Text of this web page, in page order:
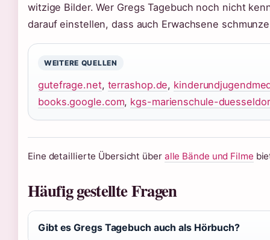
witzige Bilder. Wer Gregs Tagebuch noch nicht
darauf einstellen, dass auch Erwachsene
WEITERE QUELLEN
gutefrage.net, terrashop.de,
books.google.com, kgs-marienschule-
Eine detaillierte Übersicht über alle Bände und Filme
Häufig gestellte Fragen
Gibt es Gregs Tagebuch auch als Hörbuch?